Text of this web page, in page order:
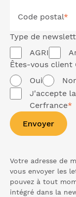
Code postal*
Type de
AGRI
Êtes-vous client
Oui
J'accepte la
Cerfrance*
Envoyer
Votre adresse de
vous envoyer les
pouvez à tout
intégré dans la